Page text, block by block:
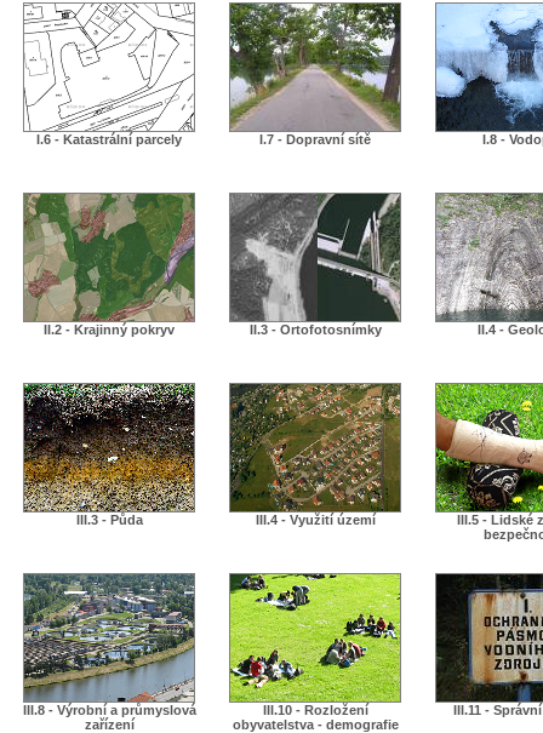
I.6 - Katastrální parcely I.7 - Dopravní sítě I.8 -
II.2 - Krajinný pokryv II.3 - Ortofotosnímky II.4 -
III.3 - Půda III.4 - Využití území
III.5 - Lidské
III.8 - Výrobní a průmyslová
zařízení
III.10 - Rozložení
obyvatelstva - demografie
III.11 -